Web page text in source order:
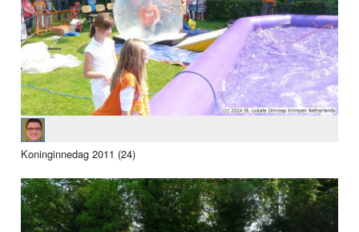
Koninginnedag 2011 (24)